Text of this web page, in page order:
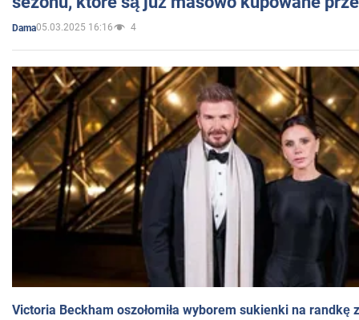
Dama05.03.2025 16:16 4
Victoria Beckham oszołomiła wyborem sukienki na randkę